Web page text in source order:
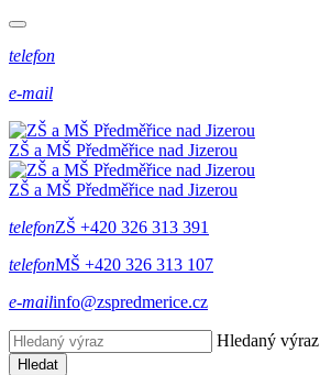
telefon
e-mail
ZŠ a MŠ Předměřice nad Jizerou
ZŠ a MŠ Předměřice nad Jizerou
telefonZŠ +420 326 313 391
telefonMŠ +420 326 313 107
e-mailinfo@zspredmerice.cz
Hledaný výraz
Hledat